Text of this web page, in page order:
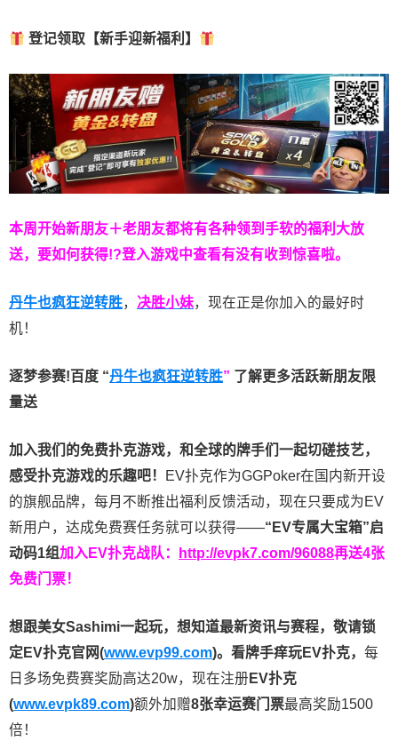
登记领取【新手迎新福利】
本周开始新朋友＋老朋友都将有各种领到手软的福利大放
送，要如何获得!?登入游戏中查看有没有收到惊喜啦。
丹牛也疯狂逆转胜， 决胜小妹，现在正是你加入的最好时
机！
逐梦参赛!百度 “丹牛也疯狂逆转胜” 了解更多活跃新朋友限
量送
加入我们的免费扑克游戏，和全球的牌手们一起切磋技艺，
感受扑克游戏的乐趣吧！
EV扑克作为GGPoker在国内新开设
的旗舰品牌，每月不断推出福利反馈活动，现在只要成为EV
新用户，达成免费赛任务就可以获得——“EV专属大宝箱”启
动码1组加入EV扑克战队： http://evpk7.com/96088再送4张
免费门票！
想跟美女Sashimi一起玩， 想知道最新资讯与赛程， 敬请锁
定EV扑克官网(www.evp99.com)。 看牌手痒玩EV扑克， 每
日多场免费赛奖励高达20w，现在注册 EV扑克
(www.evpk89.com)额外加赠8张幸运赛门票最高奖励1500
倍！